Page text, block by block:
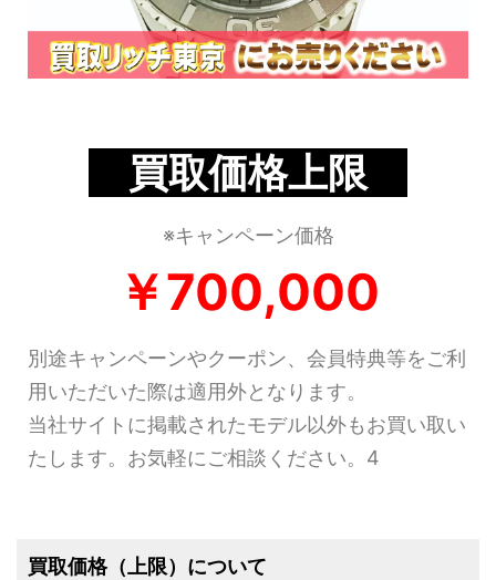
買取価格上限
※キャンペーン価格
￥700,000
別途キャンペーンやクーポン、会員特典等をご利
用いただいた際は適用外となります。
当社サイトに掲載されたモデル以外もお買い取い
たします。お気軽にご相談ください。4
買取価格（上限）について